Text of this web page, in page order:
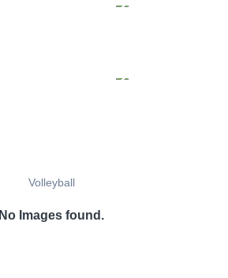
Volleyball
No Images found.